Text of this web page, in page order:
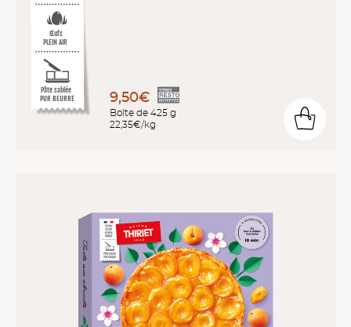
Pâte sablée
PUR BEURRE
Œufs
PLEIN AIR
9,50€
Boîte de 425 g
22,35€/kg